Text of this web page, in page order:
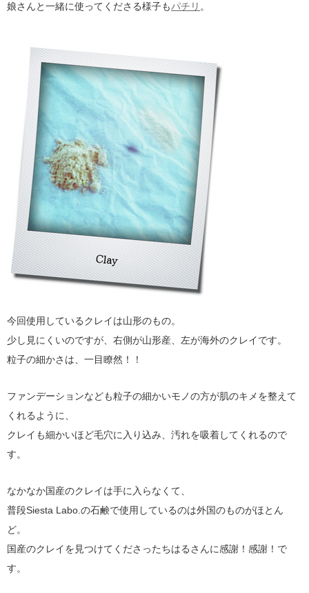
娘さんと一緒に使ってくださる様子もパチリ 。
今回使用しているクレイは山形のもの。
少し見にくいのですが、右側が山形産、左が海外のクレイです。
粒子の細かさは、一目瞭然！！
ファンデーションなども粒子の細かいモノの方が肌のキメを整えて
くれるように、
クレイも細かいほど毛穴に入り込み、汚れを吸着してくれるので
す。
なかなか国産のクレイは手に入らなくて、
普段Siesta Labo.の石鹸で使用しているのは外国のものがほとん
ど。
国産のクレイを見つけてくださったちはるさんに感謝！感謝！で
す。